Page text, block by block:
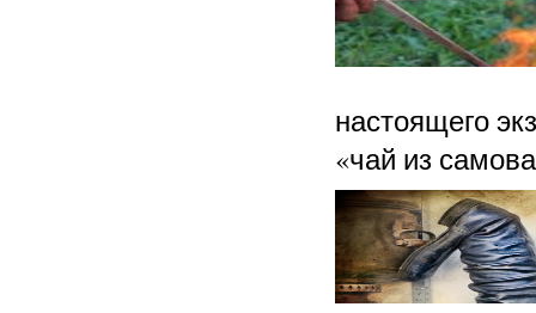
настоящего
«чай из